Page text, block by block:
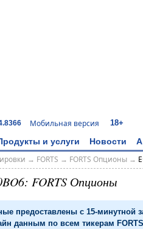
Мобильная версия 18+
и услуги Новости
→ FORTS → FORTS Опционы→
FORTS Опционы
предоставлены с 15-минутной
данным по всем тикерам